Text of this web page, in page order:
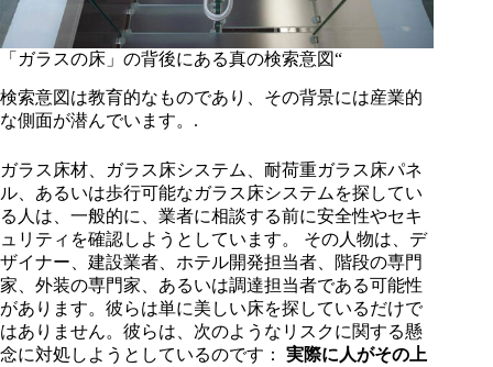
「ガラスの床」の背後にある真の検索意図“
検索意図は教育的なものであり、その背景には産業的
な側面が潜んでいます。.
ガラス床材、ガラス床システム、耐荷重ガラス床パネ
ル、あるいは歩行可能なガラス床システムを探してい
る人は、一般的に、業者に相談する前に安全性やセキ
ュリティを確認しようとしています。 その人物は、デ
ザイナー、建設業者、ホテル開発担当者、階段の専門
家、外装の専門家、あるいは調達担当者である可能性
があります。彼らは単に美しい床を探しているだけで
はありません。彼らは、次のようなリスクに関する懸
念に対処しようとしているのです： 実際に人がその上